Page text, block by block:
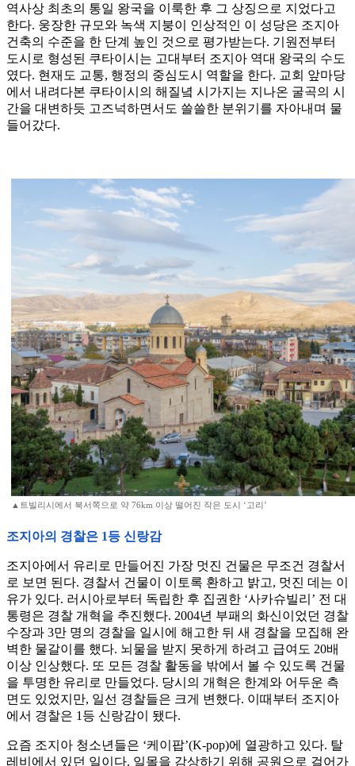
역사상 최초의 통일 왕국을 이룩한 후 그 상징으로 지었다고
한다. 웅장한 규모와 녹색 지붕이 인상적인 이 성당은 조지아
건축의 수준을 한 단계 높인 것으로 평가받는다. 기원전부터
도시로 형성된 쿠타이시는 고대부터 조지아 역대 왕국의 수도
였다. 현재도 교통, 행정의 중심도시 역할을 한다. 교회 앞마당
에서 내려다본 쿠타이시의 해질녘 시가지는 지나온 굴곡의 시
간을 대변하듯 고즈넉하면서도 쓸쓸한 분위기를 자아내며 물
들어갔다.
▲트빌리시에서 북서쪽으로 약 76km 이상 떨어진 작은 도시 ‘고리’
조지아의 경찰은 1등 신랑감
조지아에서 유리로 만들어진 가장 멋진 건물은 무조건 경찰서
로 보면 된다. 경찰서 건물이 이토록 환하고 밝고, 멋진 데는 이
유가 있다. 러시아로부터 독립한 후 집권한 ‘사카슈빌리’ 전 대
통령은 경찰 개혁을 추진했다. 2004년 부패의 화신이었던 경찰
수장과 3만 명의 경찰을 일시에 해고한 뒤 새 경찰을 모집해 완
벽한 물갈이를 했다. 뇌물을 받지 못하게 하려고 급여도 20배
이상 인상했다. 또 모든 경찰 활동을 밖에서 볼 수 있도록 건물
을 투명한 유리로 만들었다. 당시의 개혁은 한계와 어두운 측
면도 있었지만, 일선 경찰들은 크게 변했다. 이때부터 조지아
에서 경찰은 1등 신랑감이 됐다.
요즘 조지아 청소년들은 ‘케이팝’(K-pop)에 열광하고 있다. 탈
레비에서 있던 일이다. 일몰을 감상하기 위해 공원으로 걸어가